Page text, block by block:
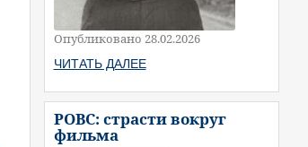
Опубликовано 28.02.2026
ЧИТАТЬ ДАЛЕЕ
РОВС: страсти вокруг
фильма